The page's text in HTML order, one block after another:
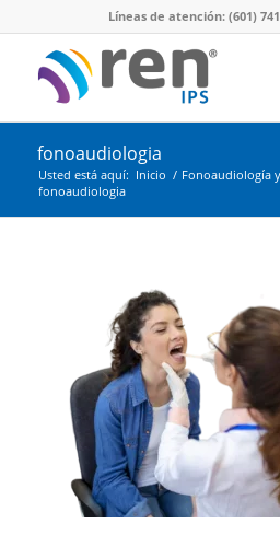
Líneas de atención: (601)
fonoaudiologia
Usted está aquí: Inicio / Fonoaudiología
fonoaudiologia